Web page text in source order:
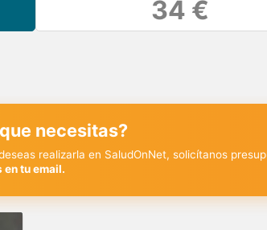
34 €
necesitas?
realizarla en SaludOnNet, solicítanos
en tu email.